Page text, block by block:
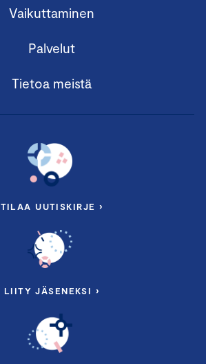
Vaikuttaminen
Palvelut
Tietoa meistä
TILAA UUTISKIRJE ›
LIITY JÄSENEKSI ›